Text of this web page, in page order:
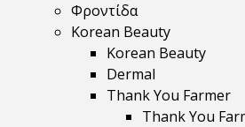
Φροντίδα
Korean Beauty
Korean Beauty
Dermal
Thank You Farmer
Thank You